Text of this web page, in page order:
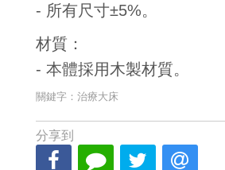
- 所有尺寸±5%。
材質：
- 本體採用木製材質。
關鍵字：治療大床
分享到